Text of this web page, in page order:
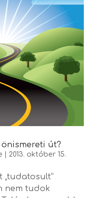
önismereti út?
2013. október 15.
„tudatosult”
nem tudok